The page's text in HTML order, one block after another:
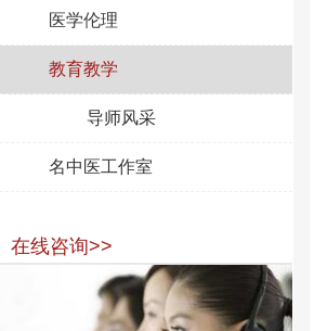
医学伦理
教育教学
导师风采
名中医工作室
在线咨询>>